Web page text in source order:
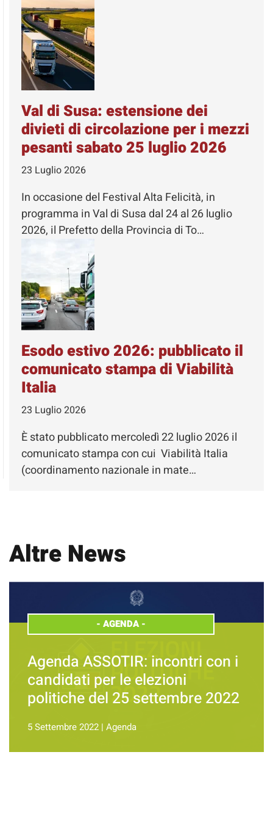
Val di Susa: estensione dei
divieti di circolazione per i mezzi
pesanti sabato 25 luglio 2026
23 Luglio 2026
In occasione del Festival Alta Felicità, in
programma in Val di Susa dal 24 al 26 luglio
2026, il Prefetto della Provincia di To…
Esodo estivo 2026: pubblicato il
comunicato stampa di Viabilità
Italia
23 Luglio 2026
È stato pubblicato mercoledì 22 luglio 2026 il
comunicato stampa con cui Viabilità Italia
(coordinamento nazionale in mate…
Altre News
- AGENDA-
Agenda ASSOTIR: incontri con i
candidati per le elezioni
politiche del 25 settembre 2022
5 Settembre 2022 | Agenda